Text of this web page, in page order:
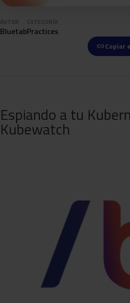
AUTOR
BluetabPractices
linkCopiar
Espiando a tu
Kubewatch